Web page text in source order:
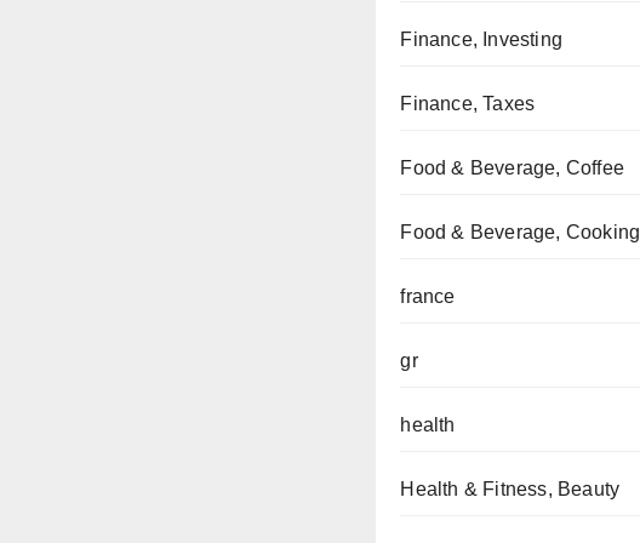
Finance, Investing
Finance, Taxes
Food & Beverage, Coffee
Food & Beverage, Cooking
france
gr
health
Health & Fitness, Beauty